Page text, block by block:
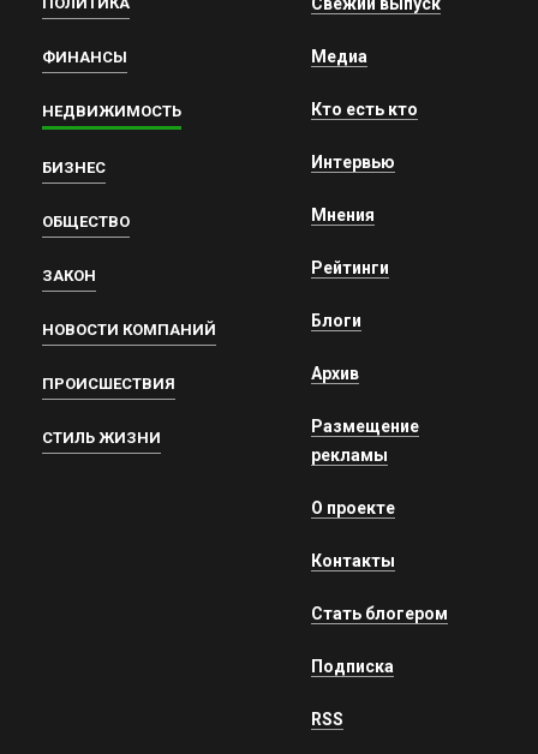
ФИНАНСЫ
НЕДВИЖИМОСТЬ
БИЗНЕС
ОБЩЕСТВО
ЗАКОН
НОВОСТИ КОМПАНИЙ
ПРОИСШЕСТВИЯ
СТИЛЬ ЖИЗНИ
Свежий выпуск
Медиа
Кто есть кто
Интервью
Мнения
Рейтинги
Блоги
Архив
Размещение
рекламы
О проекте
Контакты
Стать блогером
Подписка
RSS